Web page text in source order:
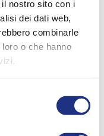
nostro sito con i
dei dati web,
combinarle
o che hanno